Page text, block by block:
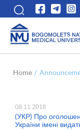
Home /
08.11.2018
(УКР) Про
України імені